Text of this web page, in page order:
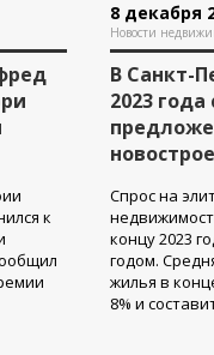
к
8 декабря
Новости
В Санкт-
2023
Спрос на
концу 2023
годом.
жилья в
8% и